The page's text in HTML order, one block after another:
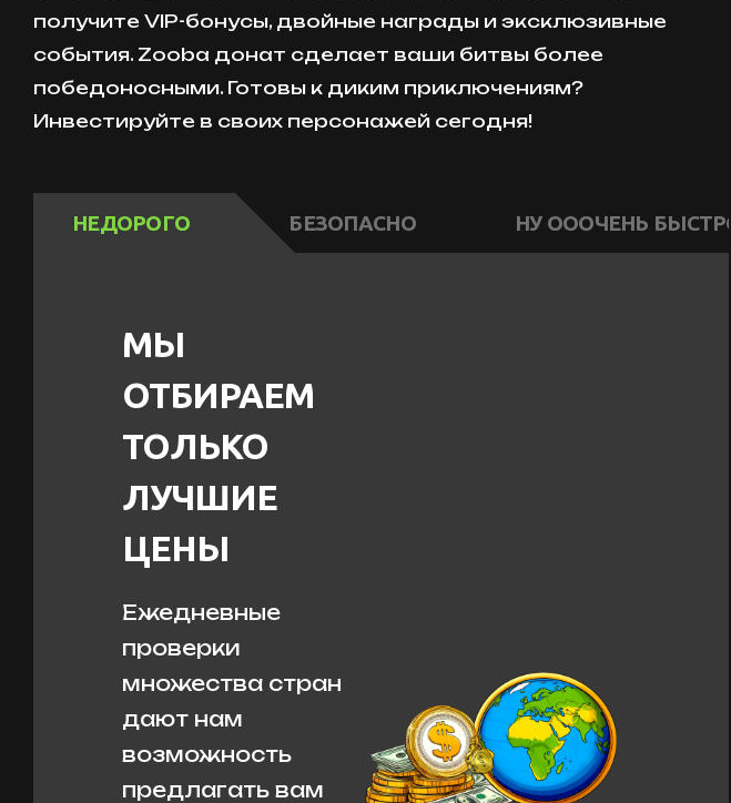
получите VIP-бонусы, двойные награды и эксклюзивные
события. Zooba донат сделает ваши битвы более
победоносными. Готовы к диким приключениям?
Инвестируйте в своих персонажей сегодня!
НЕДОРОГО БЕЗОПАСНО НУ ОООЧЕНЬ БЫСТРО
МЫ
ОТБИРАЕМ
ТОЛЬКО
ЛУЧШИЕ
ЦЕНЫ
Ежедневные
проверки
множества стран
дают нам
возможность
предлагать вам